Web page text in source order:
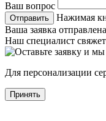
Ваш вопрос
Отправить Нажимая
Ваша заявка отправлена
Наш специалист
Для персонализации
Принять